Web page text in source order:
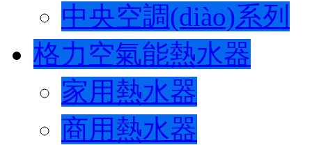
中央空調(diào)系列
格力空氣能熱水器
家用熱水器
商用熱水器